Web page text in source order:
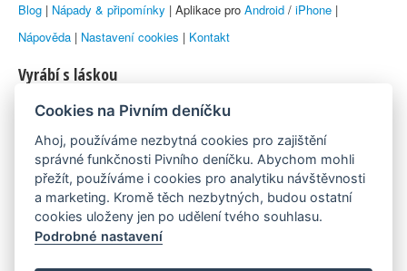
Blog | Nápady & připomínky | Aplikace pro Android / iPhone |
Nápověda | Nastavení cookies | Kontakt
Vyrábí s láskou
© 2010–2026 byLukáš Zemanaka Emka
Máme rádi
Pivní.info
Poznámka pod čarou
Cookies na Pivním deníčku
Ahoj, používáme nezbytná cookies pro zajištění
správné funkčnosti Pivního deníčku. Abychom mohli
přežít, používáme i cookies pro analytiku návštěvnosti
a marketing. Kromě těch nezbytných, budou ostatní
cookies uloženy jen po udělení tvého souhlasu.
Podrobné nastavení